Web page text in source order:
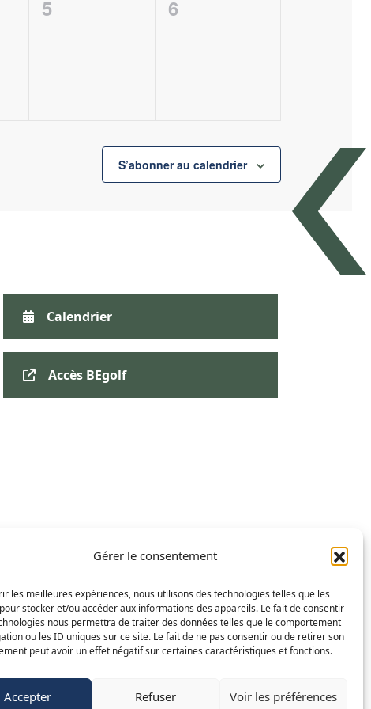
Gérer le consentement
les meilleures expériences, nous utilisons des technologies telles que les
stocker et/ou accéder aux informations des appareils. Le fait de consentir
nous permettra de traiter des données telles que le comportement
ou les ID uniques sur ce site. Le fait de ne pas consentir ou de retirer son
peut avoir un effet négatif sur certaines caractéristiques et fonctions.
Accepter Refuser Voir les préférences
0
5
0
6
S’abonner au calendrier
Calendrier
Accès BEgolf
FR NL EN
Mentions légales